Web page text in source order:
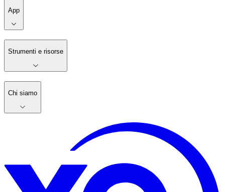
App
Strumenti e risorse
Chi siamo